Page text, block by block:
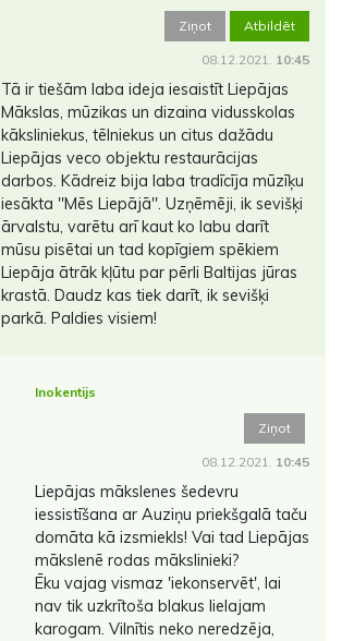
Ziņot Atbildēt
08.12.2021. 10:45
Tā ir tiešām laba ideja iesaistīt Liepājas
Mākslas, mūzikas un dizaina vidusskolas
kāksliniekus, tēlniekus un citus dažādu
Liepājas veco objektu restaurācijas
darbos. Kādreiz bija laba tradīcīja mūzīķu
iesākta ''Mēs Liepājā''. Uzņēmēji, ik sevišķi
ārvalstu, varētu arī kaut ko labu darīt
mūsu pisētai un tad kopīgiem spēkiem
Liepāja ātrāk kļūtu par pērli Baltijas jūras
krastā. Daudz kas tiek darīt, ik sevišķi
parkā. Paldies visiem!
Inokentijs
Ziņot
08.12.2021. 10:45
Liepājas mākslenes šedevru
iessistīšana ar Auziņu priekšgalā taču
domāta kā izsmiekls! Vai tad Liepājas
mākslenē rodas mākslinieki?
Ēku vajag vismaz 'iekonservēt', lai
nav tik uzkrītoša blakus lielajam
karogam. Vilnītis neko neredzēja,